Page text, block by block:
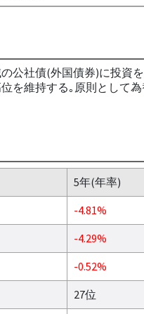
公社債(外国債券)に投資
を維持する｡原則として
5年(年率)
-4.81%
-4.29%
-0.52%
27位